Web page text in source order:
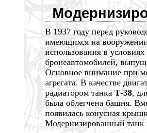
В 1937 году перед
имеющихся на
использования в
бронеавтомобилей,
Основное внимание при
агрегата. В качестве
радиатором танка Т-38,
была облегчена башня.
появилась конусная
Модернизированный